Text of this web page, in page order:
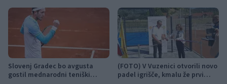
Slovenj Gradec bo avgusta
gostil mednarodni teniški
(FOTO) V Vuzenici otvorili novo
padel igrišče, kmalu že prvi